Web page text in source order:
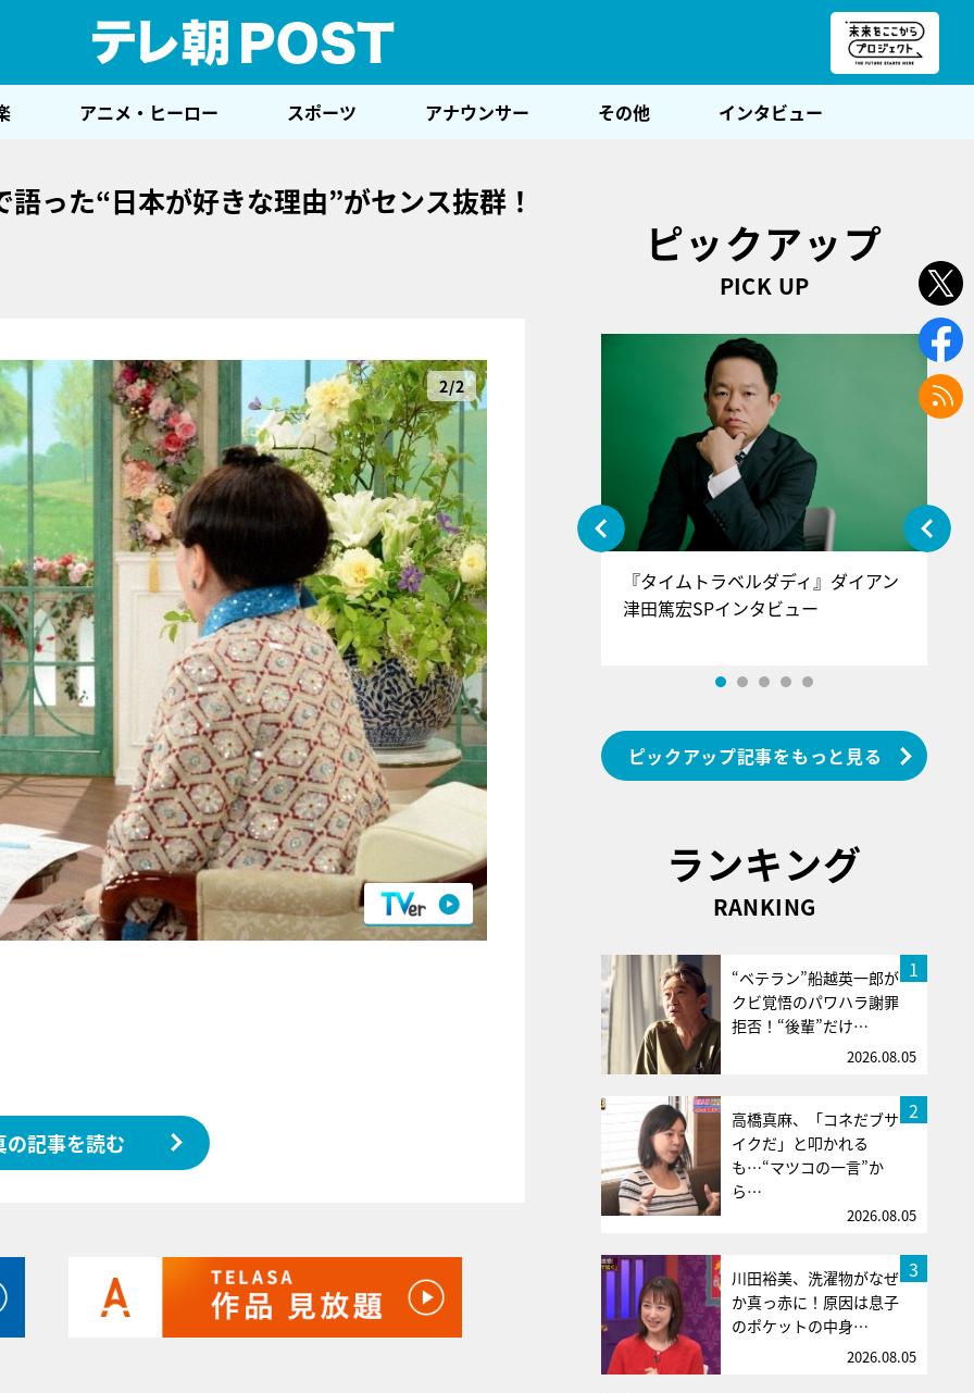
アニメ・ヒーロー スポーツ アナウンサー その他 インタビュー
った“日本が好きな理由”がセンス抜群！
2/2
の記事を読む
ピックアップ
PICK UP
『アイ＝ラブ！げーみんぐ』＝LOV
E齋藤樹愛羅＆佐々木舞香SPインタ
ビュー
『タイムトラベルダディ』ダイアン
津田篤宏SPインタビュー
ピックアップ記事をもっと見る
ランキング
RANKING
1
“ベテラン”船越英一郎が
クビ覚悟のパワハラ謝罪
拒否！“後輩”だけ…
2026.08.05
2
高橋真麻、「コネだブサ
イクだ」と叩かれる
も…“マツコの一言”か
ら…
2026.08.05
3
川田裕美、洗濯物がなぜ
か真っ赤に！原因は息子
のポケットの中身…
2026.08.05